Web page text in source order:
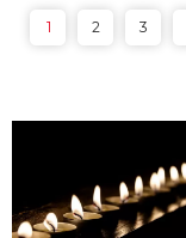
1 2 3